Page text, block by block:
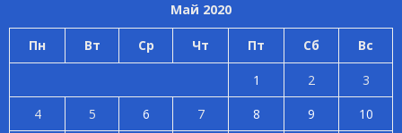
Май 2020
Пн Вт Ср Чт Пт Сб Вс
1 2
3
4
5 6 7 8 9
10